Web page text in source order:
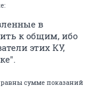
в
к общим, ибо
этих КУ,
сумме показаний